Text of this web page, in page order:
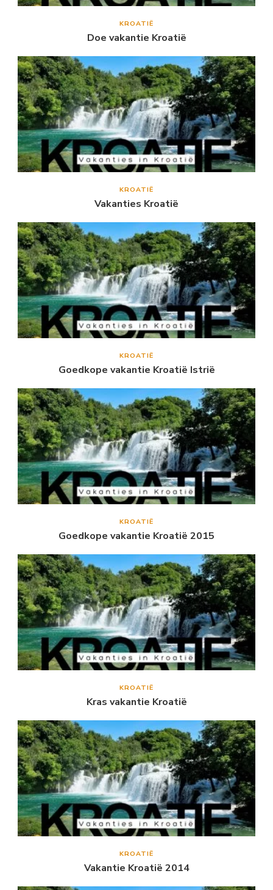
KROATIË
Doe vakantie Kroatië
KROATIË
Vakanties Kroatië
KROATIË
Goedkope vakantie Kroatië Istrië
KROATIË
Goedkope vakantie Kroatië 2015
KROATIË
Kras vakantie Kroatië
KROATIË
Vakantie Kroatië 2014